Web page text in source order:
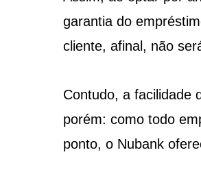
garantia do
cliente, afinal, não
Contudo, a facilidade
porém: como todo
ponto, o Nubank